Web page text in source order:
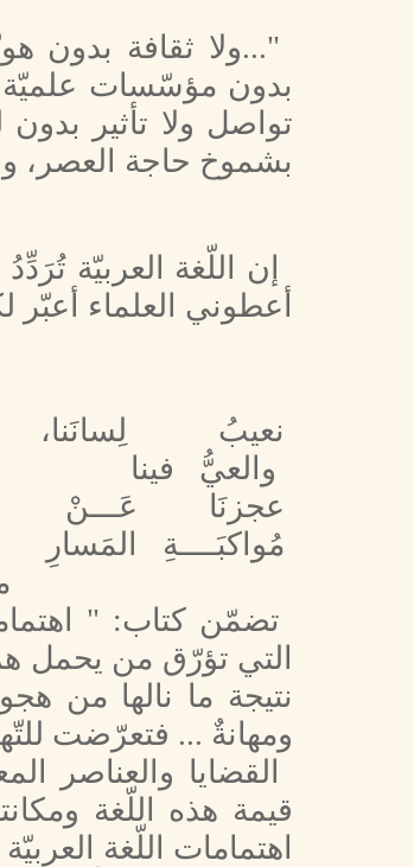
"...ولا ثقافة بدون
بدون مؤسّسات علميّة
تواصل ولا تأثير
بشموخ حاجة العصر،
إن اللّغة العربيّة
أعطوني العلماء
نعيبُ لِسانَنا،
والعيُّ فينا
عجزنَا عَـــنْ
مُواكبَــــةِ المَسارِ
تضمّن كتاب: "
التي تؤرّق من يحمل
نتيجة ما نالها من
ومهانةٌ ... فتعرّضت
القضايا والعناصر
قيمة هذه اللّغة
اهتمامات اللّغة